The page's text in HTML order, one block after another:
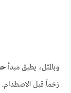
وبالمثل، يطبق مبدأ
زخماً قبل الاصطدام.